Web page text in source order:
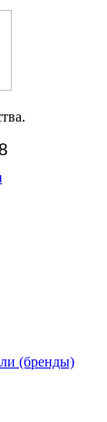
(бренды)